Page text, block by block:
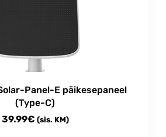
Panel-E päikesepaneel
(Type-C)
39.99€ (sis. KM)